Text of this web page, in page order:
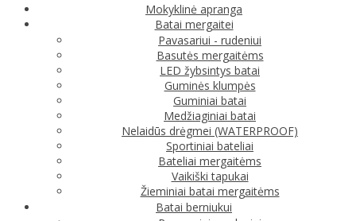
Mokyklinė apranga
Batai mergaitei
Pavasariui - rudeniui
Basutės mergaitėms
LED žybsintys batai
Guminės klumpės
Guminiai batai
Medžiaginiai batai
Nelaidūs drėgmei (WATERPROOF)
Sportiniai bateliai
Bateliai mergaitėms
Vaikiški tapukai
Žieminiai batai mergaitėms
Batai berniukui